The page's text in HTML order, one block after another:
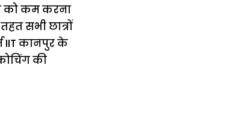
को कम करना
सभी छात्रों
IIT कानपुर के
की